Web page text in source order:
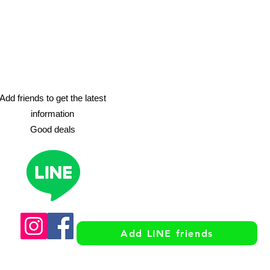
Add LINE friends
friends to get the latest
information
​Good deals